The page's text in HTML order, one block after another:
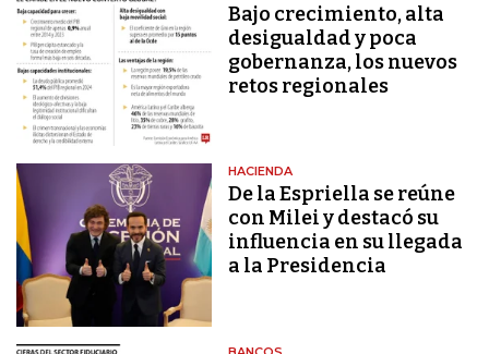
Bajo crecimiento, alta
desigualdad y poca
gobernanza, los nuevos
retos regionales
HACIENDA
De la Espriella se reúne
con Milei y destacó su
influencia en su llegada
a la Presidencia